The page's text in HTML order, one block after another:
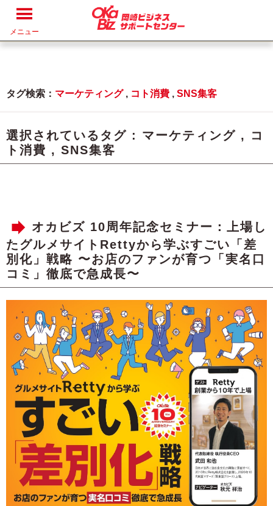
メニュー
タグ検索： マーケティング, コト消費 , SNS集客
選択されているタグ : マーケティング ,
コ
ト消費 , SNS集客
オカビズ 10周年記念セミナー：上場し
たグルメサイトRettyから学ぶすごい「差
別化」戦略 〜お店のファンが育つ「実名口
コミ」徹底で急成長〜